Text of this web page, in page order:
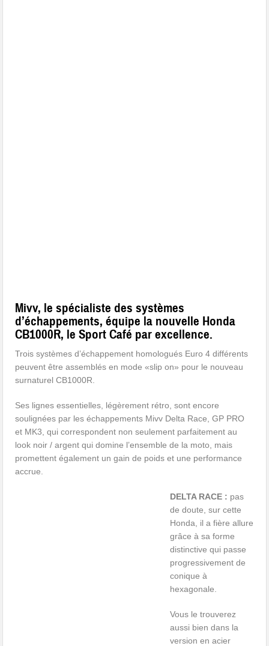
Mivv, le spécialiste des systèmes
d’échappements, équipe la nouvelle Honda
CB1000R, le Sport Café par excellence.
Trois systèmes d’échappement homologués Euro 4 différents
peuvent être assemblés en mode «slip on» pour le nouveau
surnaturel CB1000R.
Ses lignes essentielles, légèrement rétro, sont encore
soulignées par les échappements Mivv Delta Race, GP PRO
et MK3, qui correspondent non seulement parfaitement au
look noir / argent qui domine l’ensemble de la moto, mais
promettent également un gain de poids et une performance
accrue.
DELTA RACE : pas
de doute, sur cette
Honda, il a fière allure
grâce à sa forme
distinctive qui passe
progressivement de
conique à
hexagonale.
Vous le trouverez
aussi bien dans la
version en acier